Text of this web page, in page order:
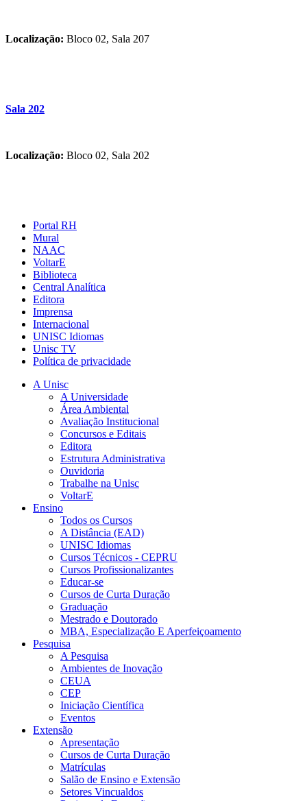
Localização: Bloco 02, Sala 207
Sala 202
Localização: Bloco 02, Sala 202
Portal RH
Mural
NAAC
VoltarE
Biblioteca
Central Analítica
Editora
Imprensa
Internacional
UNISC Idiomas
Unisc TV
Política de privacidade
A Unisc
A Universidade
Área Ambiental
Avaliação Institucional
Concursos e Editais
Editora
Estrutura Administrativa
Ouvidoria
Trabalhe na Unisc
VoltarE
Ensino
Todos os Cursos
A Distância (EAD)
UNISC Idiomas
Cursos Técnicos - CEPRU
Cursos Profissionalizantes
Educar-se
Cursos de Curta Duração
Graduação
Mestrado e Doutorado
MBA, Especialização E Aperfeiçoamento
Pesquisa
A Pesquisa
Ambientes de Inovação
CEUA
CEP
Iniciação Científica
Eventos
Extensão
Apresentação
Cursos de Curta Duração
Matrículas
Salão de Ensino e Extensão
Setores Vincualdos